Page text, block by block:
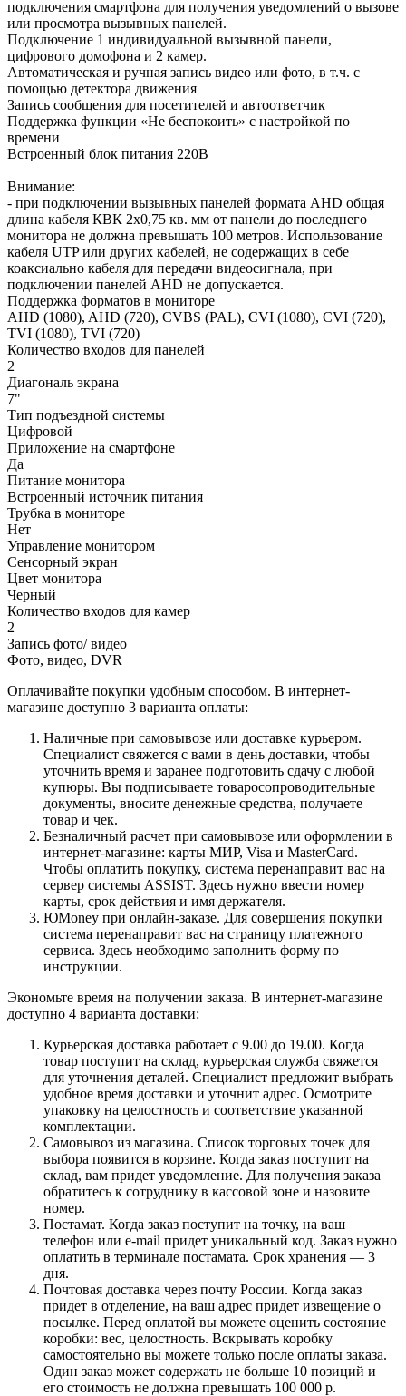
подключения смартфона для получения уведомлений о вызове
или просмотра вызывных панелей.
Подключение 1 индивидуальной вызывной панели,
цифрового домофона и 2 камер.
Автоматическая и ручная запись видео или фото, в т.ч. с
помощью детектора движения
Запись сообщения для посетителей и автоответчик
Поддержка функции «Не беспокоить» с настройкой по
времени
Встроенный блок питания 220В
Внимание:
- при подключении вызывных панелей формата AHD общая
длина кабеля КВК 2х0,75 кв. мм от панели до последнего
монитора не должна превышать 100 метров. Использование
кабеля UTP или других кабелей, не содержащих в себе
коаксиально кабеля для передачи видеосигнала, при
подключении панелей AHD не допускается.
Поддержка форматов в мониторе
AHD (1080), AHD (720), CVBS (PAL), CVI (1080), CVI (720),
TVI (1080), TVI (720)
Количество входов для панелей
2
Диагональ экрана
7"
Тип подъездной системы
Цифровой
Приложение на смартфоне
Да
Питание монитора
Встроенный источник питания
Трубка в мониторе
Нет
Управление монитором
Сенсорный экран
Цвет монитора
Черный
Количество входов для камер
2
Запись фото/ видео
Фото, видео, DVR
Оплачивайте покупки удобным способом. В интернет-
магазине доступно 3 варианта оплаты:
Наличные при самовывозе или доставке курьером.
Специалист свяжется с вами в день доставки, чтобы
уточнить время и заранее подготовить сдачу с любой
купюры. Вы подписываете товаросопроводительные
документы, вносите денежные средства, получаете
товар и чек.
Безналичный расчет при самовывозе или оформлении в
интернет-магазине: карты МИР, Visa и MasterCard.
Чтобы оплатить покупку, система перенаправит вас на
сервер системы ASSIST. Здесь нужно ввести номер
карты, срок действия и имя держателя.
ЮMoney при онлайн-заказе. Для совершения покупки
система перенаправит вас на страницу платежного
сервиса. Здесь необходимо заполнить форму по
инструкции.
Экономьте время на получении заказа. В интернет-магазине
доступно 4 варианта доставки:
Курьерская доставка работает с 9.00 до 19.00. Когда
товар поступит на склад, курьерская служба свяжется
для уточнения деталей. Специалист предложит выбрать
удобное время доставки и уточнит адрес. Осмотрите
упаковку на целостность и соответствие указанной
комплектации.
Самовывоз из магазина. Список торговых точек для
выбора появится в корзине. Когда заказ поступит на
склад, вам придет уведомление. Для получения заказа
обратитесь к сотруднику в кассовой зоне и назовите
номер.
Постамат. Когда заказ поступит на точку, на ваш
телефон или e-mail придет уникальный код. Заказ нужно
оплатить в терминале постамата. Срок хранения — 3
дня.
Почтовая доставка через почту России. Когда заказ
придет в отделение, на ваш адрес придет извещение о
посылке. Перед оплатой вы можете оценить состояние
коробки: вес, целостность. Вскрывать коробку
самостоятельно вы можете только после оплаты заказа.
Один заказ может содержать не больше 10 позиций и
его стоимость не должна превышать 100 000 р.